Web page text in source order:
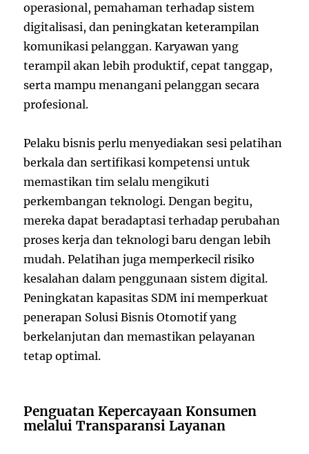
operasional, pemahaman terhadap sistem
digitalisasi, dan peningkatan keterampilan
komunikasi pelanggan. Karyawan yang
terampil akan lebih produktif, cepat tanggap,
serta mampu menangani pelanggan secara
profesional.
Pelaku bisnis perlu menyediakan sesi pelatihan
berkala dan sertifikasi kompetensi untuk
memastikan tim selalu mengikuti
perkembangan teknologi. Dengan begitu,
mereka dapat beradaptasi terhadap perubahan
proses kerja dan teknologi baru dengan lebih
mudah. Pelatihan juga memperkecil risiko
kesalahan dalam penggunaan sistem digital.
Peningkatan kapasitas SDM ini memperkuat
penerapan Solusi Bisnis Otomotif yang
berkelanjutan dan memastikan pelayanan
tetap optimal.
Penguatan Kepercayaan Konsumen
melalui Transparansi Layanan